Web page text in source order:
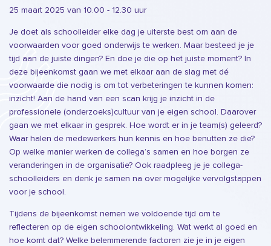
25 maart 2025 van 10.00 - 12.30 uur
Je doet als schoolleider elke dag je uiterste best om aan de
voorwaarden voor goed onderwijs te werken. Maar besteed je je
tijd aan de juiste dingen? En doe je die op het juiste moment? In
deze bijeenkomst gaan we met elkaar aan de slag met dé
voorwaarde die nodig is om tot verbeteringen te kunnen komen:
inzicht! Aan de hand van een scan krijg je inzicht in de
professionele (onderzoeks)cultuur van je eigen school. Daarover
gaan we met elkaar in gesprek. Hoe wordt er in je team(s) geleerd?
Waar halen de medewerkers hun kennis en hoe benutten ze die?
Op welke manier werken de collega’s samen en hoe borgen ze
veranderingen in de organisatie? Ook raadpleeg je je collega-
schoolleiders en denk je samen na over mogelijke vervolgstappen
voor je school.
Tijdens de bijeenkomst nemen we voldoende tijd om te
reflecteren op de eigen schoolontwikkeling. Wat werkt al goed en
hoe komt dat? Welke belemmerende factoren zie je in je eigen